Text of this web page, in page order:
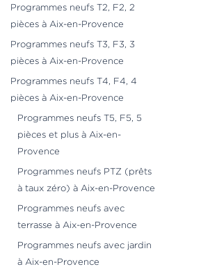
Programmes neufs T2, F2, 2
pièces à Aix-en-Provence
Programmes neufs T3, F3, 3
pièces à Aix-en-Provence
Programmes neufs T4, F4, 4
pièces à Aix-en-Provence
Programmes neufs T5, F5, 5
pièces et plus à Aix-en-
Provence
Programmes neufs PTZ (prêts
à taux zéro) à Aix-en-Provence
Programmes neufs avec
terrasse à Aix-en-Provence
Programmes neufs avec jardin
à Aix-en-Provence